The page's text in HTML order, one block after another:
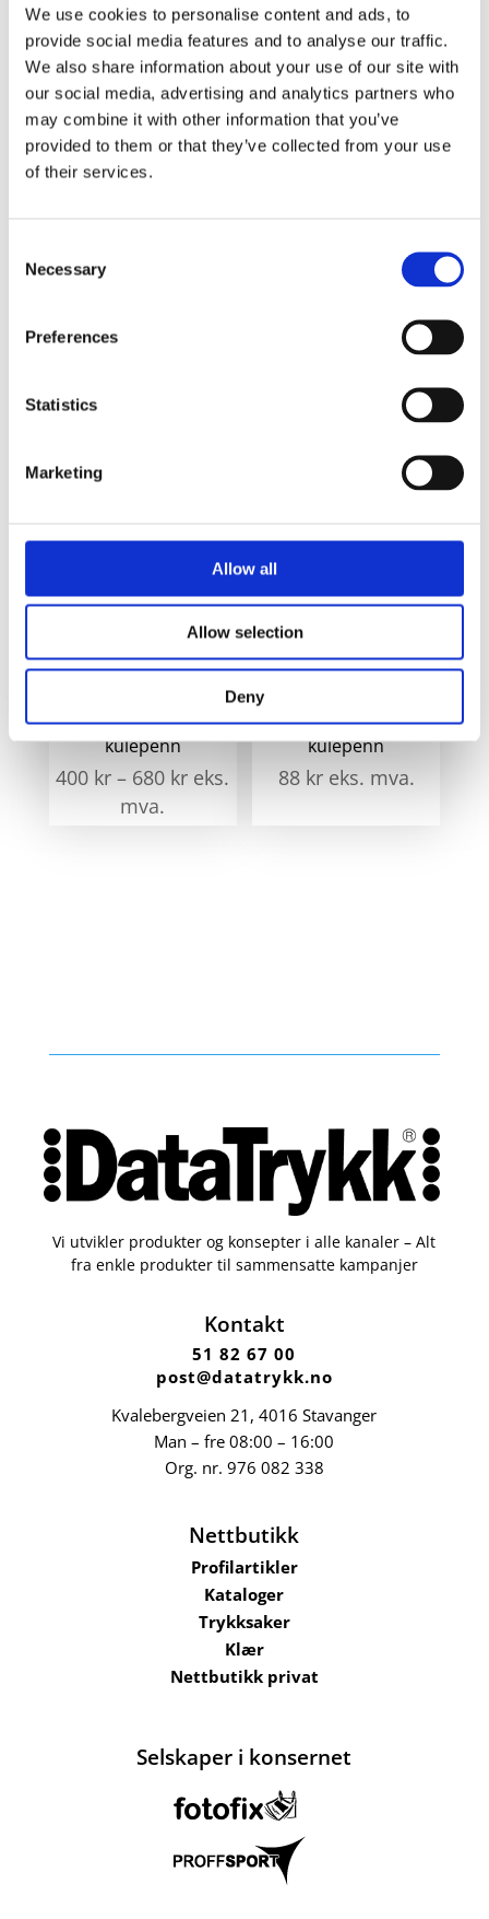
We use cookies to personalise content and ads, to
provide social media features and to analyse our traffic.
We also share information about your use of our site with
our social media, advertising and analytics partners who
may combine it with other information that you’ve
provided to them or that they’ve collected from your use
of their services.
Selection
Necessary
Preferences
Statistics
Marketing
Allow all
Allow selection
Deny
Dekorasjonsalternativer
Dekorasjonpriser
Dette produktet er for tiden utsolgt og
utilgjengelig.
Waterman refill til
92kr
Parker Quinkflow
eks. mva.
Waterman Embleme
kulepenn
400 kr – 680 kr eks.
mva.
Parker Gel refill til
kulepenn
88 kr eks. mva.
Vi utvikler produkter og konsepter i alle kanaler – Alt
fra enkle produkter til sammensatte kampanjer
Kontakt
51 82 67 00
post@datatrykk.no
Kvalebergveien 21 , 4016 Stavanger
Man – fre 08:00 – 16:00
Org. nr. 976 082 338
Nettbutikk
Profilartikler
Kataloger
Trykksaker
Klær
Nettbutikk privat
Selskaper i konsernet